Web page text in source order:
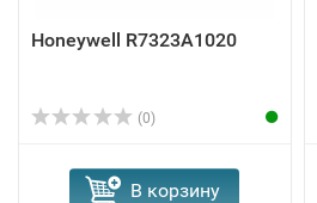
Honeywell R7323A1020
(0)
В корзину